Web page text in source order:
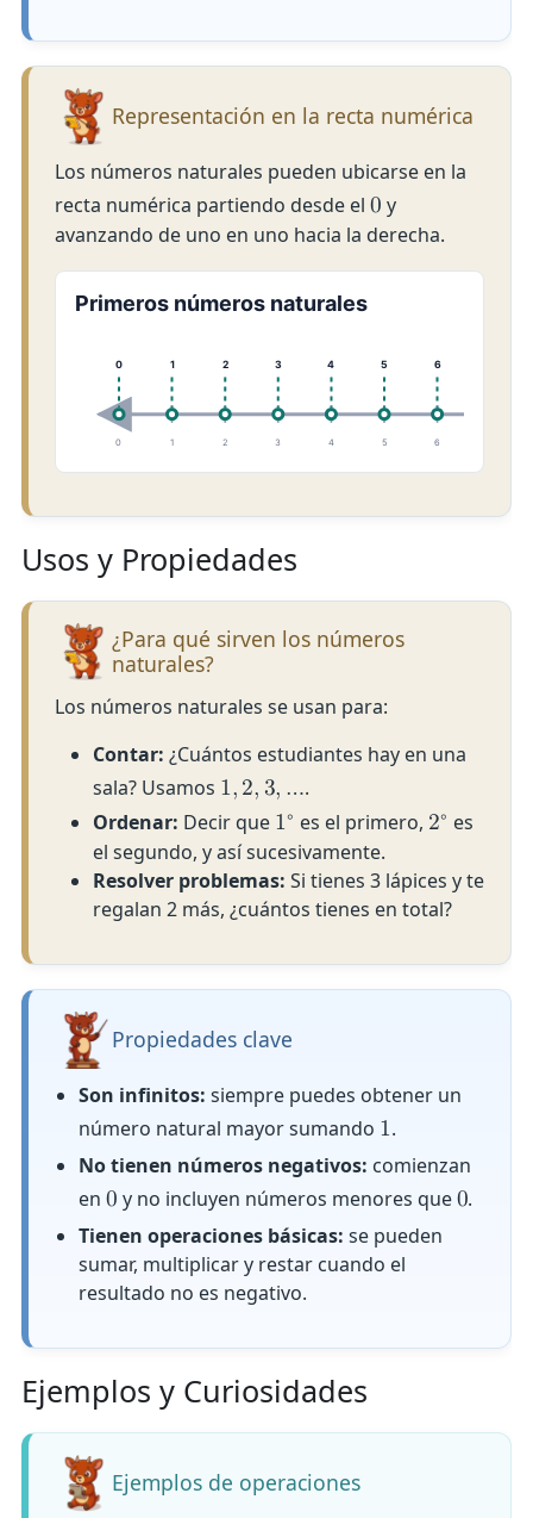
Representación en la recta numérica
Los números naturales pueden ubicarse en la
recta numérica partiendo desde el 0 y
avanzando de uno en uno hacia la derecha.
Primeros números naturales
0 1 2 3 4 5 6
0 1 2 3 4 5 6
Usos y Propiedades
¿Para qué sirven los números
naturales?
Los números naturales se usan para:
Contar: ¿Cuántos estudiantes hay en una
sala? Usamos 1,2,3, ….
Ordenar: Decir que 1∘ es el primero, 2∘ es
el segundo, y así sucesivamente.
Resolver problemas: Si tienes 3 lápices y te
regalan 2 más, ¿cuántos tienes en total?
Propiedades clave
Son infinitos: siempre puedes obtener un
número natural mayor sumando 1.
No tienen números negativos: comienzan
en 0 y no incluyen números menores que0.
Tienen operaciones básicas: se pueden
sumar, multiplicar y restar cuando el
resultado no es negativo.
Ejemplos y Curiosidades
Ejemplos de operaciones